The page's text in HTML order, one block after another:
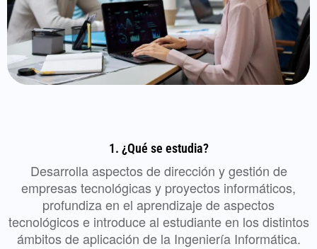
1. ¿Qué se estudia?
Desarrolla aspectos de dirección y gestión de
empresas tecnológicas y proyectos informáticos,
profundiza en el aprendizaje de aspectos
tecnológicos e introduce al estudiante en los distintos
ámbitos de aplicación de la Ingeniería Informática.